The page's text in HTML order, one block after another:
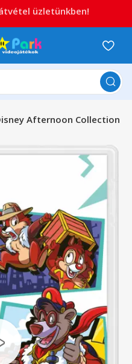
Afternoon Collection
átvétel üzletünkben!